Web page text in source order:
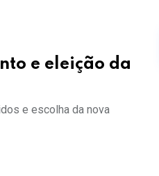
e eleição da
e escolha da nova